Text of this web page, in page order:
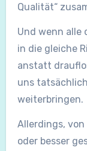
Qualität“
Und wenn alle
in die gleiche
anstatt
uns
weiterbringen.
Allerdings, von
oder besser